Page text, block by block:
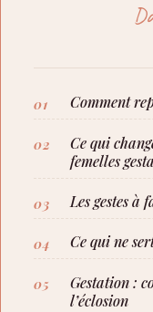
Comment
Ce qui
femelles
Les gestes à
Ce qui ne
Gestation :
l’éclosion